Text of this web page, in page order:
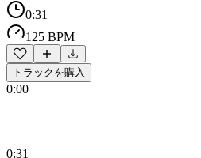
0:31
125 BPM
トラックを購入
0:00
0:31